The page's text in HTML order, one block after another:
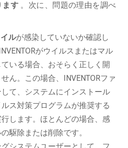
ます 。次に、問題の理由を調べ
ルが感染していないか確認し
がウイルスまたはマル
いる場合、おそらく正しく開
ん。この場合、INVENTORファ
て、システムにインストール
ス対策プログラムが推奨する
します。ほとんどの場合、感
駆除または削除です。